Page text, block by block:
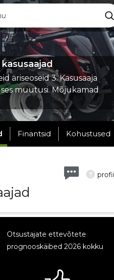
äriseoseid 3. Kasusaaja
muutusi. Mõjukamad
Finantsid Kohustused
?
Otsustajate ettevõtete
prognooskäibed 2026 kokku